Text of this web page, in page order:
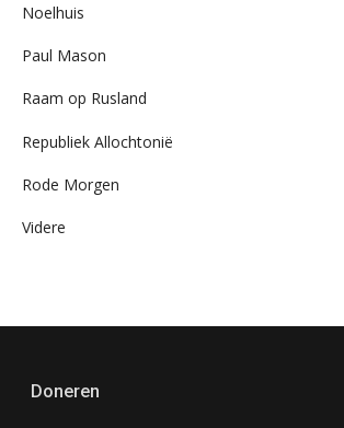
Noelhuis
Paul Mason
Raam op Rusland
Republiek Allochtonië
Rode Morgen
Videre
Doneren